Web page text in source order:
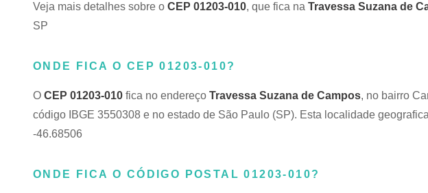
Veja mais detalhes sobre o CEP 01203-010, que fica na Travessa Suzana de
SP
ONDE FICA O CEP 01203-010?
O CEP 01203-010 fica no endereço Travessa Suzana de Campos, no bairro
código IBGE 3550308 e no estado de São Paulo (SP). Esta localidade
-46.68506
ONDE FICA O CÓDIGO POSTAL 01203-010?